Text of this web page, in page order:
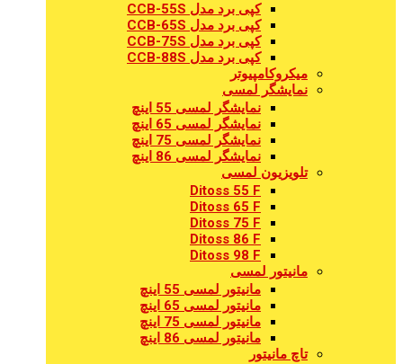
کپی برد مدل CCB-55S
کپی برد مدل CCB-65S
کپی برد مدل CCB-75S
کپی برد مدل CCB-88S
میکروکامپیوتر
نمایشگر لمسی
نمایشگر لمسی 55 اینچ
نمایشگر لمسی 65 اینچ
نمایشگر لمسی 75 اینچ
نمایشگر لمسی 86 اینچ
تلویزیون لمسی
Ditoss 55 F
Ditoss 65 F
Ditoss 75 F
Ditoss 86 F
Ditoss 98 F
مانیتور لمسی
مانیتور لمسی 55 اینچ
مانیتور لمسی 65 اینچ
مانیتور لمسی 75 اینچ
مانیتور لمسی 86 اینچ
تاچ مانیتور